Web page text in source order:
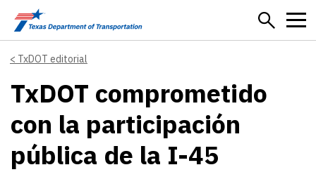
Skip to main content
TxDOT editorial
TxDOT comprometido
con la participación
pública de la I-45